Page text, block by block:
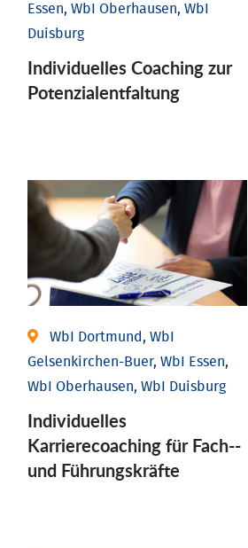
Essen, WbI Oberhausen, WbI
Duisburg
Individuelles Coaching zur
Potenzialentfaltung
WbI Dortmund, WbI
Gelsenkirchen-Buer, WbI Essen,
WbI Oberhausen, WbI Duisburg
Individu­elles
Karrierecoaching für Fach-­
und Führungs­kräfte